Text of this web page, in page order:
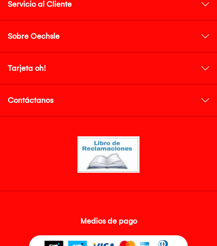
Servicio al Cliente
Sobre Oechsle
Tarjeta oh!
Contáctanos
Medios de pago